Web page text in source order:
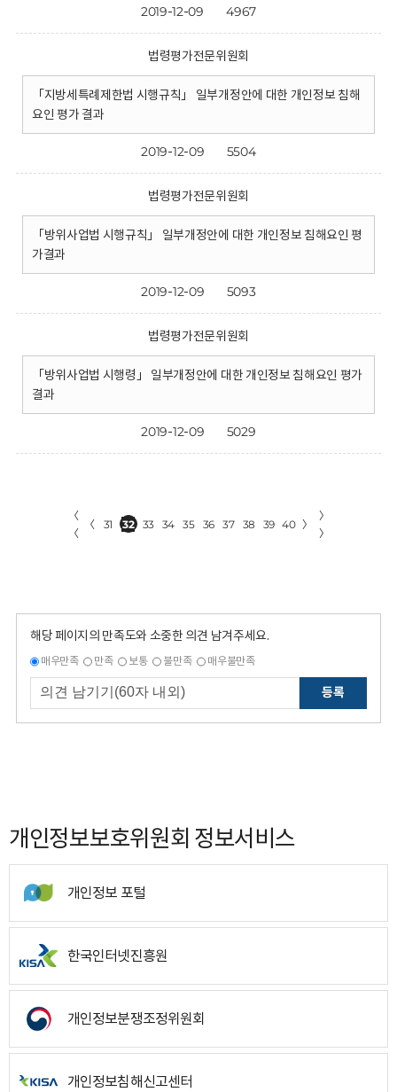
2019-12-09 4967
법령평가전문위원회
「지방세특례제한법 시행규칙」 일부개정안에 대한 개인정보 침해
요인 평가 결과
2019-12-09 5504
법령평가전문위원회
「방위사업법 시행규칙」 일부개정안에 대한 개인정보 침해요인 평
가결과
2019-12-09 5093
법령평가전문위원회
「방위사업법 시행령」 일부개정안에 대한 개인정보 침해요인 평가
결과
2019-12-09 5029
〈
〈
〈 31 32 33 34 35 36 37 38 39 40 〉
〉
〉
해당 페이지의 만족도와 소중한 의견 남겨주세요.
매우만족 만족 보통 불만족 매우불만족
등록
개인정보보호위원회 정보서비스
개인정보 포털
한국인터넷진흥원
개인정보분쟁조정위원회
개인정보침해신고센터